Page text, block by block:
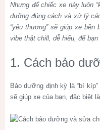
Nhưng để chiếc xe này luôn
dưỡng đúng cách và xử lý
“yêu thương” sẽ giúp xe
vibe thật chill, dễ hiểu, để
1. Cách bảo
Bảo dưỡng định kỳ là “bí
sẽ giúp xe của bạn, đặc biệt